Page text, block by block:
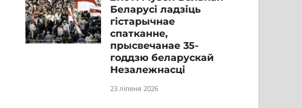
Беларусі ладзіць
гістарычнае
спатканне,
прысвечанае 35-
годдзю беларускай
Незалежнасці
23 ліпеня 2026